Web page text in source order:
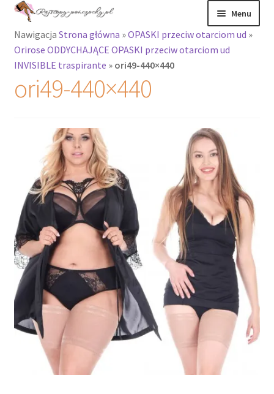
Przejdź
nawigacji
Przejdź
treści
Menu
Rajstopy
Rozwiń
menu
potomne
Podkolanówki i
skarpetki
Wszystkie
produkty
Recenzje
Rozwiń
menu
potomne
Nawigacja Strona główna »OPASKI przeciw otarciom ud »
Orirose ODDYCHAJĄCE OPASKI przeciw otarciom ud
INVISIBLE traspirante » ori49-440×440
ori49-440×440